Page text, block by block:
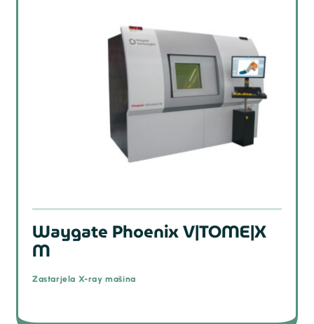
Waygate Phoenix V|TOME|X
M
Zastarjela X-ray mašina